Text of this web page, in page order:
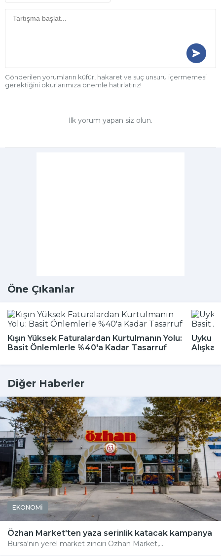
Gönderilen yorumların küfür, hakaret ve suç unsuru içermemesi
gerektiğini okurlarımıza önemle hatırlatırız!
İlk yorum yapan siz olun.
Öne Çıkanlar
Kışın Yüksek Faturalardan Kurtulmanın Yolu:
Basit Önlemlerle %40'a Kadar Tasarruf
Uyku
Diğer Haberler
EKONOMİ
Özhan Market'ten yaza serinlik katacak kampanya
Bursa'nın yerel market zinciri Özhan Market,...